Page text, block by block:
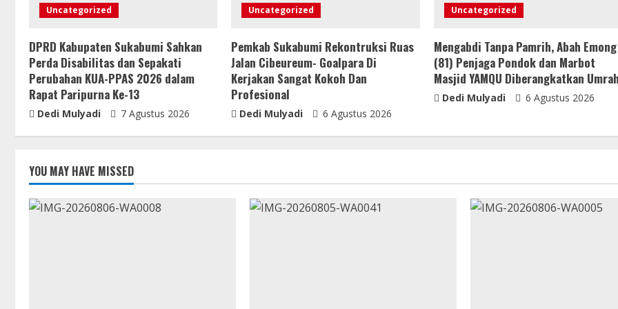
Uncategorized
DPRD Kabupaten Sukabumi Sahkan
Perda Disabilitas dan Sepakati
Perubahan KUA-PPAS 2026 dalam
Rapat Paripurna Ke-13
Dedi Mulyadi 7 Agustus 2026
Uncategorized
Pemkab Sukabumi Rekontruksi Ruas
Jalan Cibeureum- Goalpara Di
Kerjakan Sangat Kokoh Dan
Profesional
Dedi Mulyadi 6 Agustus 2026
Uncategorized
Mengabdi Tanpa Pamrih, Abah Emong
(81) Penjaga Pondok dan Marbot
Masjid YAMQU Diberangkatkan
Dedi Mulyadi 6 Agustus 2026
YOU MAY HAVE MISSED